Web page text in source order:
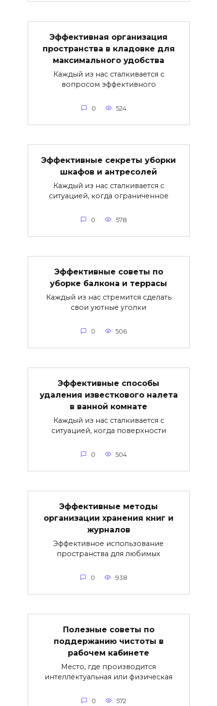
Эффективная организация
пространства в кладовке для
максимального удобства
Каждый из нас сталкивается с
вопросом эффективного
0 524
Эффективные секреты уборки
шкафов и антресолей
Каждый из нас сталкивается с
ситуацией, когда ограниченное
0 578
Эффективные советы по
уборке балкона и террасы
Каждый из нас стремится сделать
свои уютные уголки
0 506
Эффективные способы
удаления известкового налета
в ванной комнате
Каждый из нас сталкивается с
ситуацией, когда поверхности
0 504
Эффективные методы
организации хранения книг и
журналов
Эффективное использование
пространства для любимых
0 938
Полезные советы по
поддержанию чистоты в
рабочем кабинете
Место, где производится
интеллектуальная или физическая
0 572